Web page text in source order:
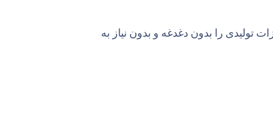
تولیدی را بدون دغدغه و بدون نیاز به